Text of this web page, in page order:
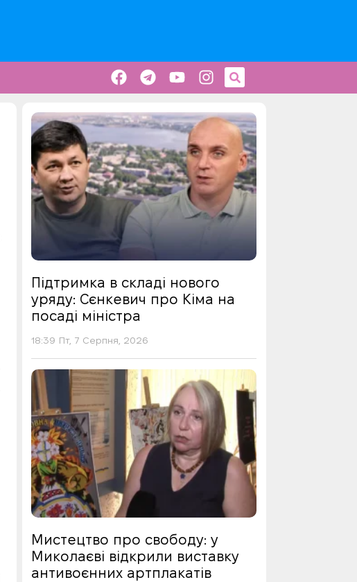
Підтримка в складі нового
уряду: Сєнкевич про Кіма на
посаді міністра
18:39 Пт, 7 Серпня, 2026
Мистецтво про свободу: у
Миколаєві відкрили виставку
антивоєнних артплакатів